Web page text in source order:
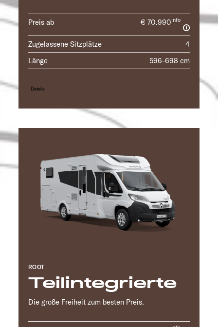
Preis ab € 70.990Info
Zugelassene Sitzplätze
4
Länge
596-698 cm
Details
Teilintegrierte
ROOT
Die große Freiheit zum besten Preis.